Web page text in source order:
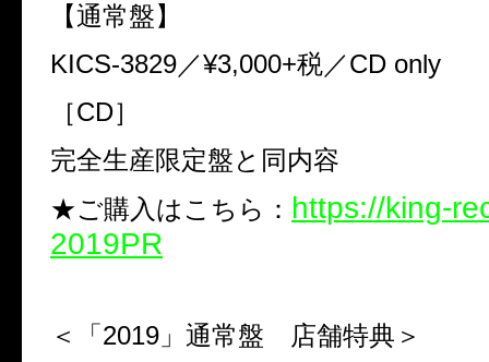
【通常盤】
KICS-3829／¥3,000+税／CD only
［CD］
完全生産限定盤と同内容
★ご購入はこちら： https://king-
2019PR
＜「 2019 」通常盤 店舗特典＞